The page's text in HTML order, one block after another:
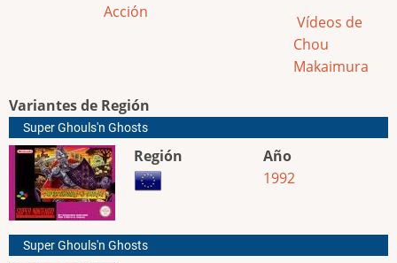
Acción
Vídeos de
Chou
Makaimura
Variantes de Región
Super Ghouls'n Ghosts
Región
Año
1992
Super Ghouls'n Ghosts